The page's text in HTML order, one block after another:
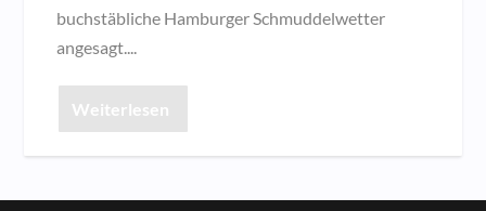
buchstäbliche Hamburger Schmuddelwetter
angesagt....
Weiterlesen